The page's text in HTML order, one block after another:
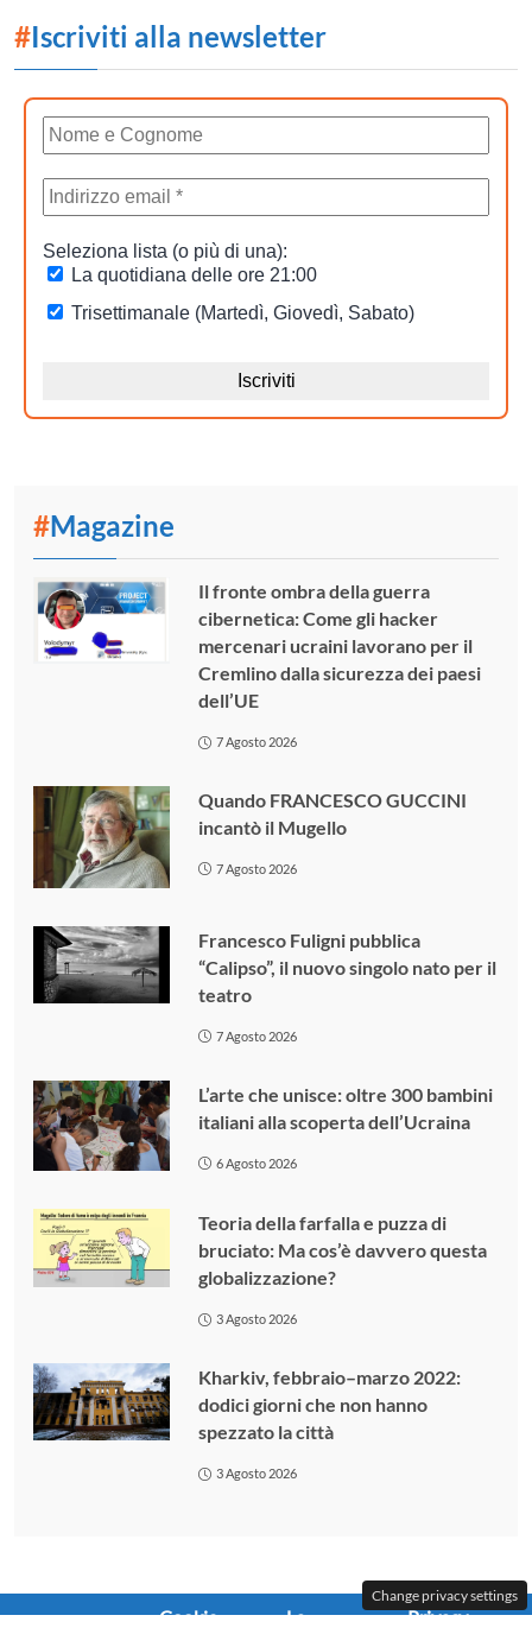
#Iscriviti alla newsletter
#Magazine
Il fronte ombra della guerra
cibernetica: Come gli hacker
mercenari ucraini lavorano per il
Cremlino dalla sicurezza dei paesi
dell’UE
7 Agosto 2026
Quando FRANCESCO GUCCINI
incantò il Mugello
7 Agosto 2026
Francesco Fuligni pubblica
“Calipso”, il nuovo singolo nato per il
teatro
7 Agosto 2026
L’arte che unisce: oltre 300 bambini
italiani alla scoperta dell’Ucraina
6 Agosto 2026
Teoria della farfalla e puzza di
bruciato: Ma cos’è davvero questa
globalizzazione?
3 Agosto 2026
Kharkiv, febbraio–marzo 2022:
dodici giorni che non hanno
spezzato la città
3 Agosto 2026
Cookie
La
Privacy
Change privacy settings